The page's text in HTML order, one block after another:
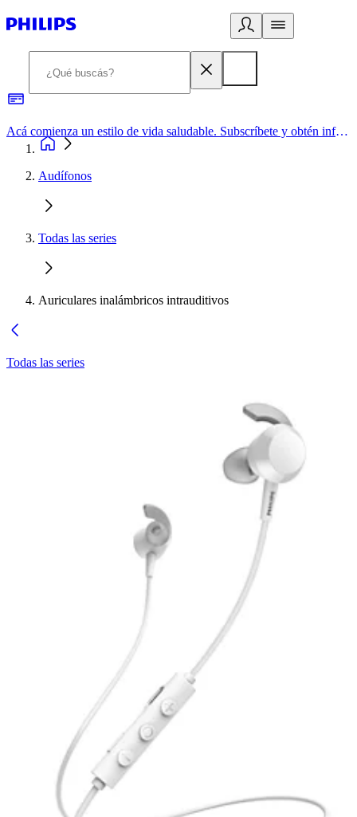
Acá comienza un estilo de vida saludable. Subscríbete y obtén información de primera mano
Audífonos
Todas las series
Auriculares inalámbricos intrauditivos
Todas las series